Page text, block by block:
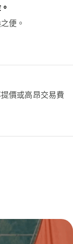
便。
價或高昂交易費